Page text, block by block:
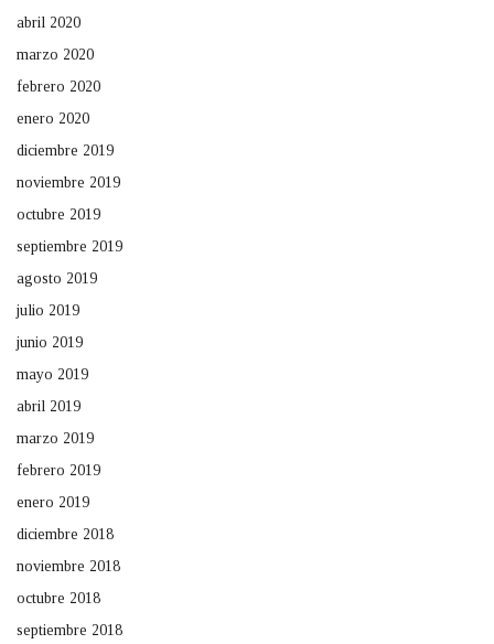
abril 2020
marzo 2020
febrero 2020
enero 2020
diciembre 2019
noviembre 2019
octubre 2019
septiembre 2019
agosto 2019
julio 2019
junio 2019
mayo 2019
abril 2019
marzo 2019
febrero 2019
enero 2019
diciembre 2018
noviembre 2018
octubre 2018
septiembre 2018